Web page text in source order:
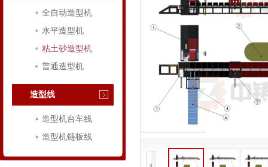
全自动造型机
水平造型机
粘土砂造型机
普通造型机
造型线
造型机台车线
造型机链板线